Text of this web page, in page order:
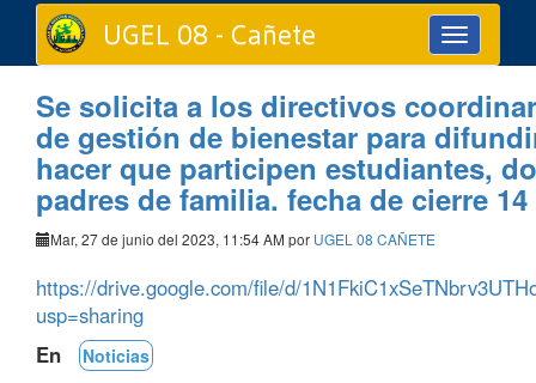
Toggle
navigation
UGEL 08 - Cañete
Se solicita a los directivos
de gestión de bienestar para
hacer que participen estudiantes,
padres de familia. fecha de cierre
Mar, 27 de junio del 2023, 11:54 AM por UGEL 08 CAÑETE
https://drive.google.com/file/d/
usp=sharing
En
Noticias